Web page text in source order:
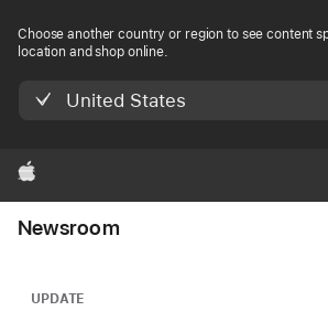
Choose another country or region to see content
location and shop online.
United States
Apple
Newsroom
UPDATE